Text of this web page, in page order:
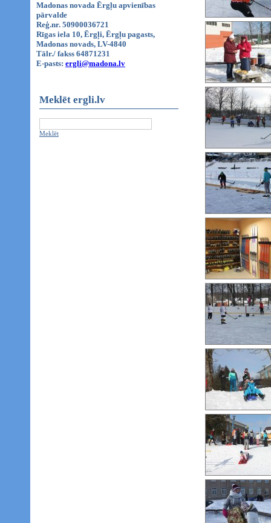
Madonas novada Ērgļu apvienības
pārvalde
Reģ.nr. 50900036721
Rīgas iela 10, Ērgļi, Ērgļu pagasts,
Madonas novads, LV-4840
Tālr./ fakss 64871231
E-pasts: ergli@madona.lv
Meklēt ergli.lv
Meklēt